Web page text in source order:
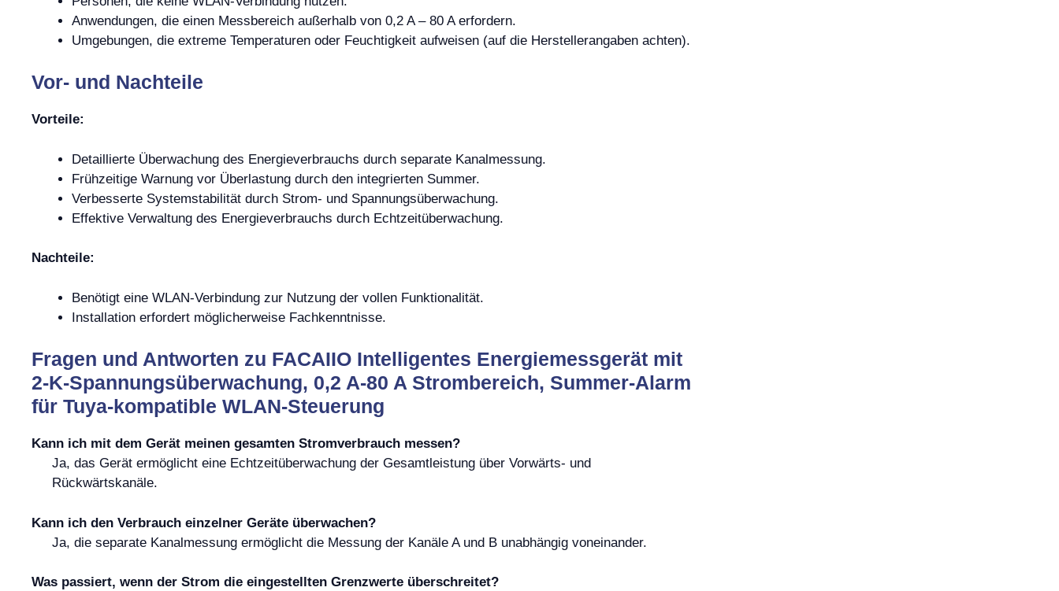
Anwendungen, die einen Messbereich außerhalb von 0,2 A – 80 A erfordern.
Umgebungen, die extreme Temperaturen oder Feuchtigkeit aufweisen (auf die Herstellerangaben achten).
Vor- und Nachteile
Vorteile:
Detaillierte Überwachung des Energieverbrauchs durch separate Kanalmessung.
Frühzeitige Warnung vor Überlastung durch den integrierten Summer.
Verbesserte Systemstabilität durch Strom- und Spannungsüberwachung.
Effektive Verwaltung des Energieverbrauchs durch Echtzeitüberwachung.
Nachteile:
Benötigt eine WLAN-Verbindung zur Nutzung der vollen Funktionalität.
Installation erfordert möglicherweise Fachkenntnisse.
Fragen und Antworten zu FACAIIO Intelligentes Energiemessgerät mit
2-K-Spannungsüberwachung, 0,2 A-80 A Strombereich, Summer-Alarm
für Tuya-kompatible WLAN-Steuerung
Kann ich mit dem Gerät meinen gesamten Stromverbrauch messen?
Ja, das Gerät ermöglicht eine Echtzeitüberwachung der Gesamtleistung über Vorwärts- und
Rückwärtskanäle.
Kann ich den Verbrauch einzelner Geräte überwachen?
Ja, die separate Kanalmessung ermöglicht die Messung der Kanäle A und B unabhängig voneinander.
Was passiert, wenn der Strom die eingestellten Grenzwerte überschreitet?